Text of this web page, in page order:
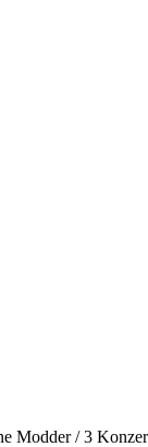
Modder / 3